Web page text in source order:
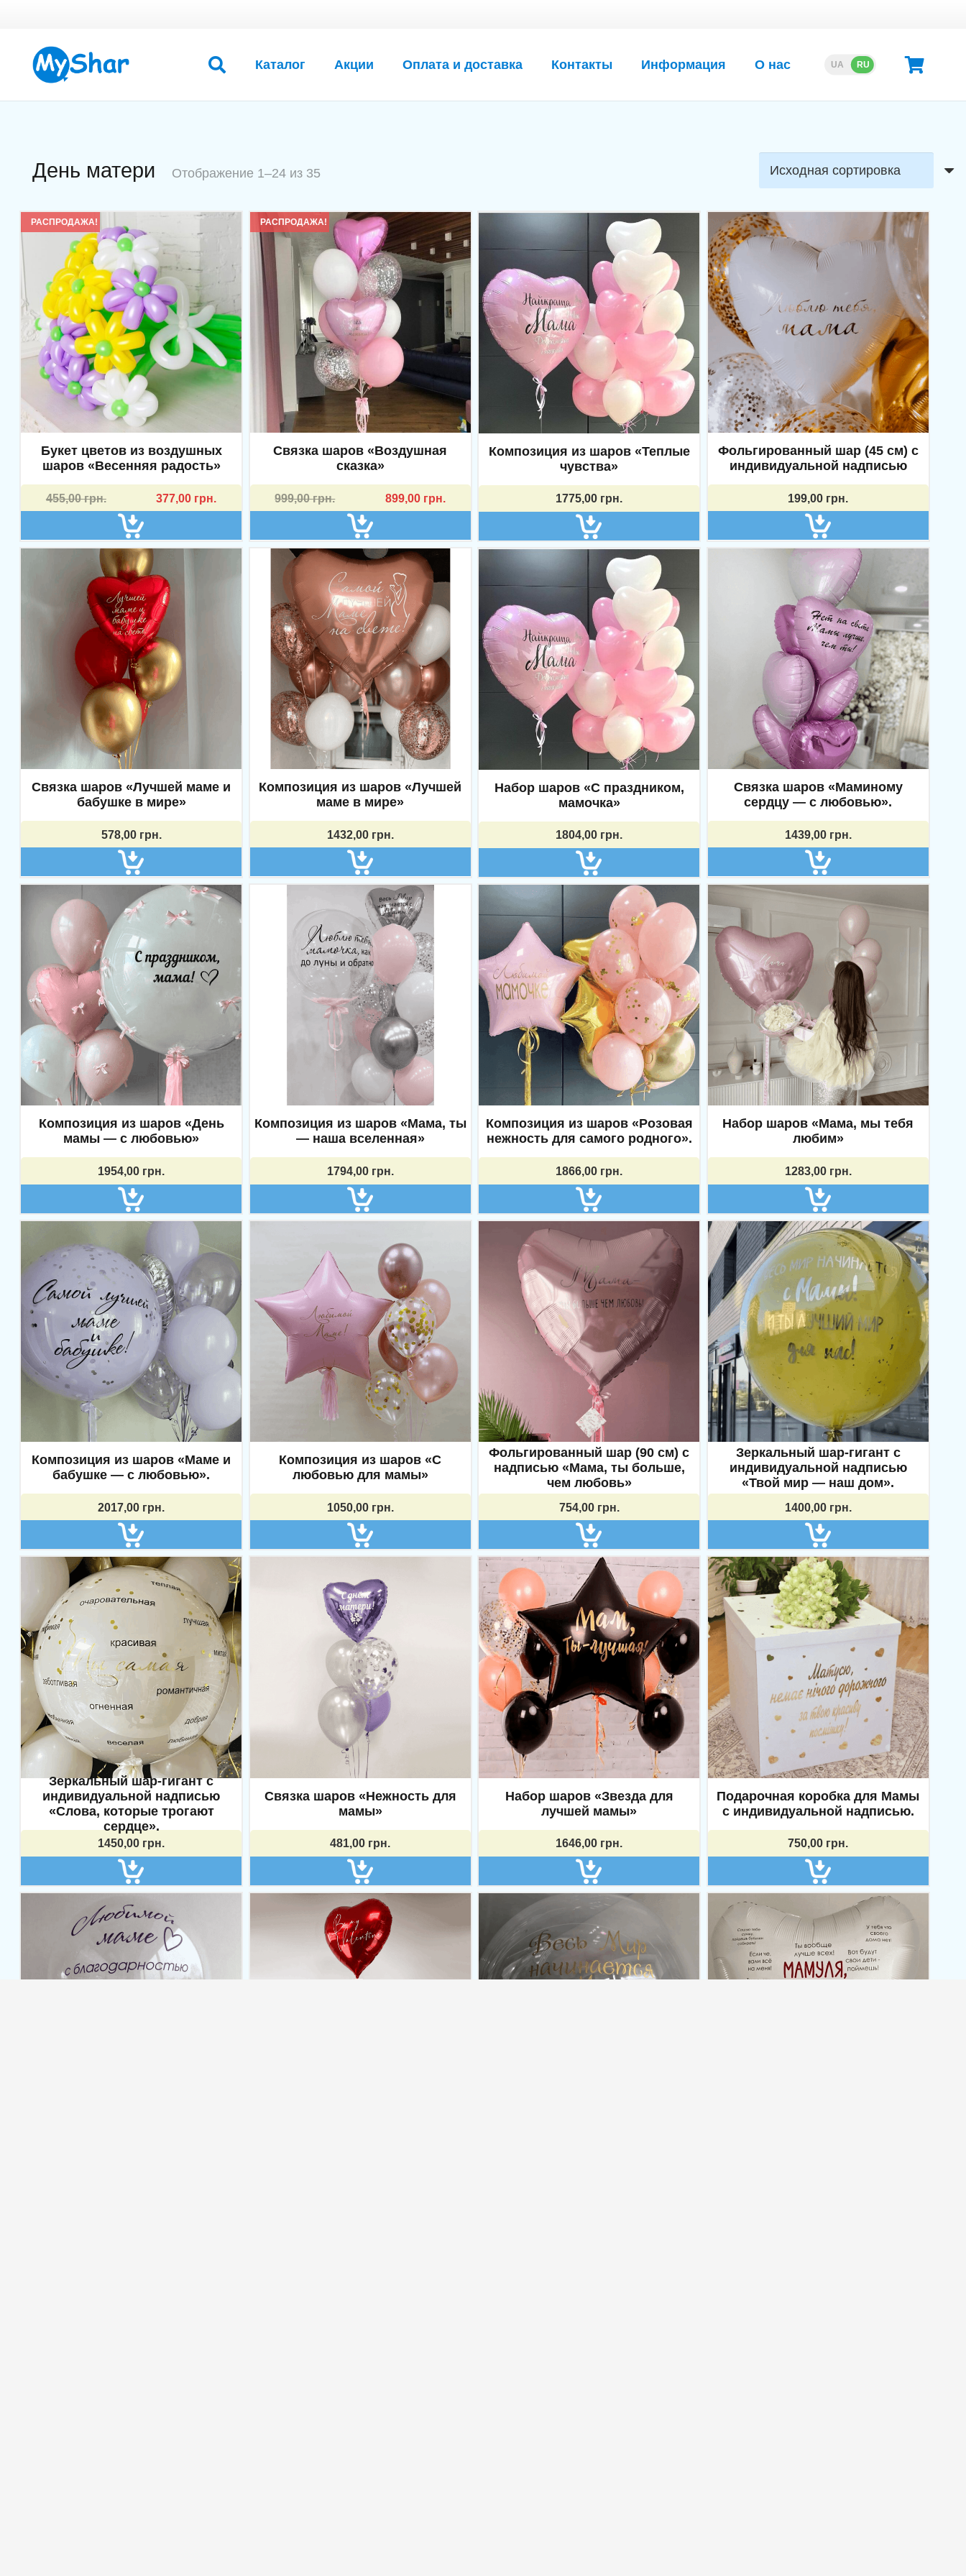
Каталог Акции Оплата и доставка Контакты Информация О нас UA RU
День матери Отображение 1–24 из 35
РАСПРОДАЖА!
Букет цветов из воздушных
шаров «Весенняя радость»
455,00грн.
Первоначальная
составляла
455,00 грн..
377,00 грн.
Текущая
377,00 грн..
РАСПРОДАЖА!
Связка шаров «Воздушная
сказка»
999,00грн.
Первоначальная
составляла
999,00 грн..
899,00 грн.
Текущая
899,00 грн..
Композиция из шаров «Теплые
чувства»
1775,00 грн.
Фольгированный шар (45 см) с
индивидуальной надписью
199,00 грн.
Связка шаров «Лучшей маме и
бабушке в мире»
578,00 грн.
Композиция из шаров «Лучшей
маме в мире»
1432,00 грн.
Набор шаров «С праздником,
мамочка»
1804,00 грн.
Связка шаров «Маминому
сердцу — с любовью».
1439,00 грн.
Композиция из шаров «День
мамы — с любовью»
1954,00 грн.
Композиция из шаров «Мама, ты
— наша вселенная»
1794,00 грн.
Композиция из шаров «Розовая
нежность для самого родного».
1866,00 грн.
Набор шаров «Мама, мы тебя
любим»
1283,00 грн.
Композиция из шаров «Маме и
бабушке — с любовью».
2017,00 грн.
Композиция из шаров «С
любовью для мамы»
1050,00 грн.
Фольгированный шар (90 см) с
надписью «Мама, ты больше,
чем любовь»
754,00 грн.
Зеркальный шар-гигант с
индивидуальной надписью
«Твой мир — наш дом».
1400,00 грн.
Зеркальный шар-гигант с
индивидуальной надписью
«Слова, которые трогают
сердце».
1450,00 грн.
Связка шаров «Нежность для
мамы»
481,00 грн.
Набор шаров «Звезда для
лучшей мамы»
1646,00 грн.
Подарочная коробка для Мамы
с индивидуальной надписью.
750,00 грн.
Контакты
+38 063 109 0332
Viber
Информация
Возврат и обмен
Магазин
Корзина
Доставка
myshar_kh
Магазин воздушных шаров
«MyShar»
Магазин:Пн.-Сб. 09:00-19:30,
Вс. 10.00-16.00.
07:00-22:00, без
выходных.
© 2026 myshar.com.ua. Все права защищены.